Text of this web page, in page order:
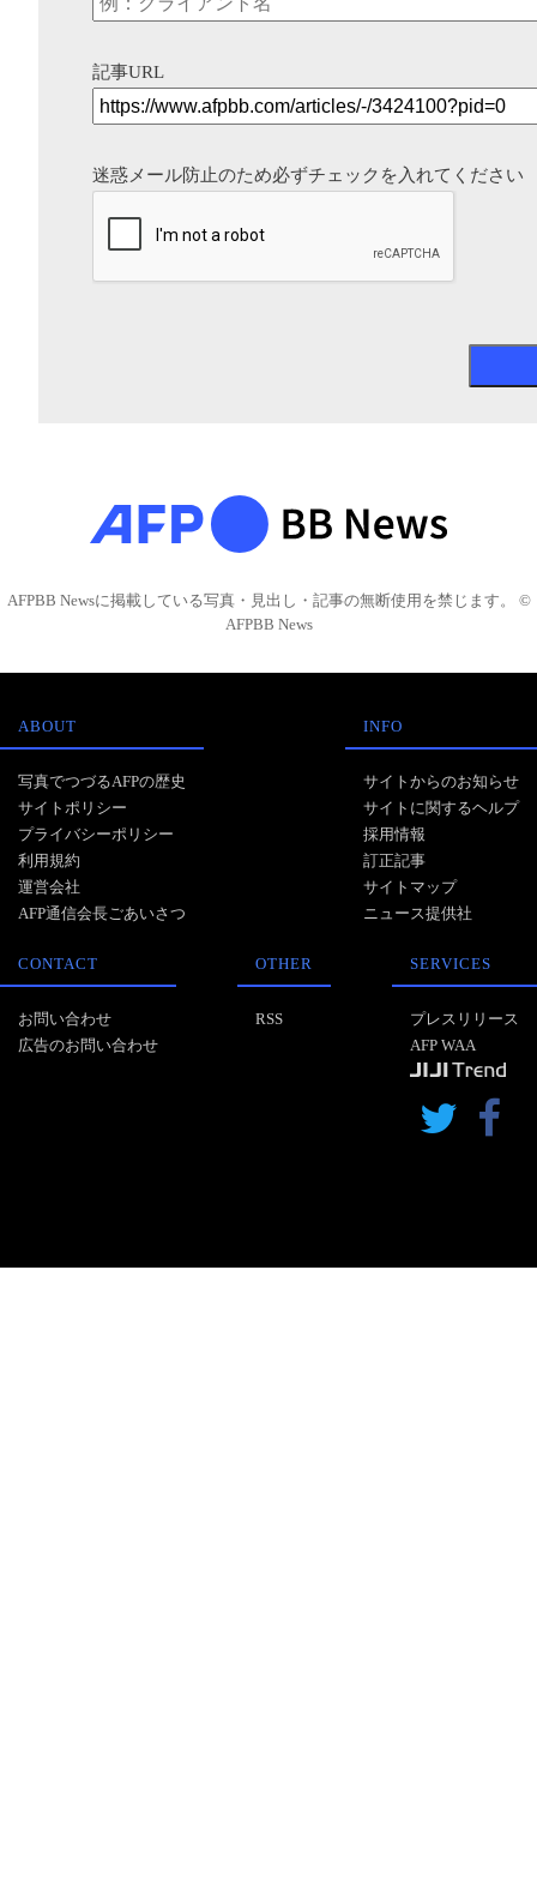
記事URL
迷惑メール防止のため必ずチェックを入れてください
AFPBB Newsに掲載している写真・見出し・記事の無断使用を禁じます。 ©
AFPBB News
ABOUT
写真でつづるAFPの歴史
サイトポリシー
プライバシーポリシー
利用規約
運営会社
AFP通信会長ごあいさつ
INFO
サイトからのお知らせ
サイトに関するヘルプ
採用情報
訂正記事
サイトマップ
ニュース提供社
CONTACT
お問い合わせ
広告のお問い合わせ
OTHER
RSS
SERVICES
プレスリリース
AFP WAA